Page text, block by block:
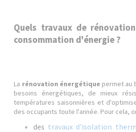
Quels travaux de
consommation d'énergie ?
La rénovation énergétique permet au
besoins énergétiques, de mieux
températures saisonnières et
des occupants toute l'année. Pour cela,
des travaux d'isolation